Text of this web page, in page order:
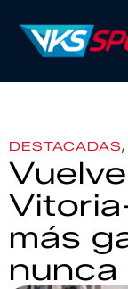
DESTACADAS,
más
nunca